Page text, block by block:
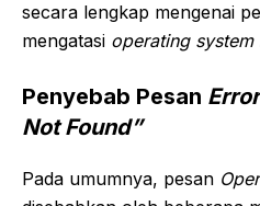
secara lengkap mengenai
mengatasi operating
Penyebab Pesan
Not Found”
Pada umumnya, pesan